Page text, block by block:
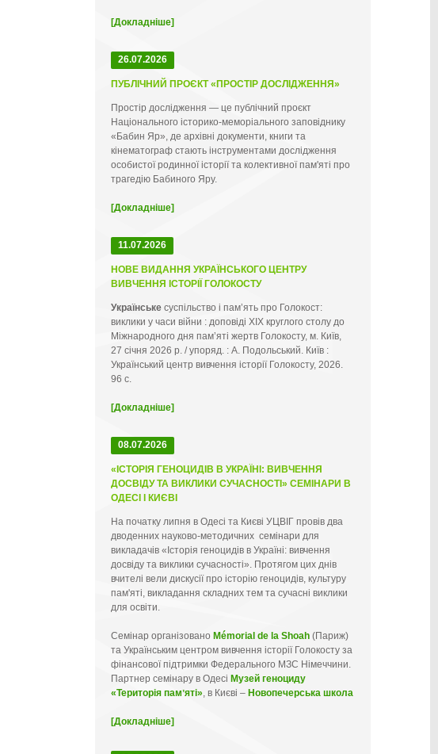
[Докладніше]
26.07.2026
ПУБЛІЧНИЙ ПРОЄКТ «ПРОСТІР ДОСЛІДЖЕННЯ»
Простір дослідження — це публічний проєкт
Національного історико-меморіального заповіднику
«Бабин Яр», де архівні документи, книги та
кінематограф стають інструментами дослідження
особистої родинної історії та колективної пам'яті про
трагедію Бабиного Яру.
[Докладніше]
11.07.2026
НОВЕ ВИДАННЯ УКРАЇНСЬКОГО ЦЕНТРУ
ВИВЧЕННЯ ІСТОРІЇ ГОЛОКОСТУ
Українськесуспільство і пам’ять про Голокост:
виклики у часи війни : доповіді ХІХ круглого столу до
Міжнародного дня пам’яті жертв Голокосту, м. Київ,
27 січня 2026 р. / упоряд. : А. Подольський. Київ :
Український центр вивчення історії Голокосту, 2026.
96 с.
[Докладніше]
08.07.2026
«ІСТОРІЯ ГЕНОЦИДІВ В УКРАЇНІ: ВИВЧЕННЯ
ДОСВІДУ ТА ВИКЛИКИ СУЧАСНОСТІ» СЕМІНАРИ В
ОДЕСІ І КИЄВІ
На початку липня в Одесі та Києві УЦВІГ провів два
дводенних науково-методичних семінари для
викладачів «Історія геноцидів в Україні: вивчення
досвіду та виклики сучасності». Протягом цих днів
вчителі вели дискусії про історію геноцидів, культуру
пам'яті, викладання складних тем та сучасні виклики
для освіти.
Семінар організовано Mémorial de la Shoah (Париж)
та Українським центром вивчення історії Голокосту за
фінансової підтримки Федерального МЗС Німеччини.
Партнер семінару в Одесі Музей геноциду
«Територія памʼяті», в Києві – Новопечерська школа
[Докладніше]